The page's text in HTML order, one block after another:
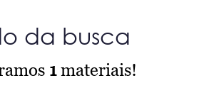
da busca
1materiais!